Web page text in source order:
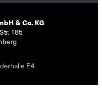
& Co. KG
185
E4